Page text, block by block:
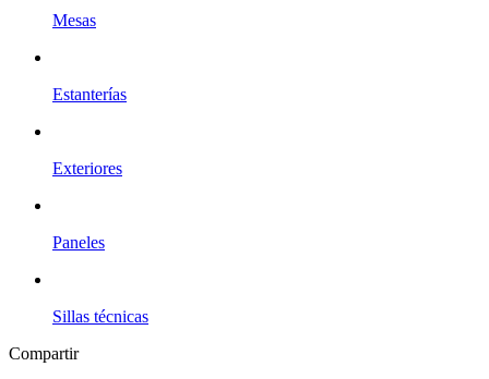
Mesas
Estanterías
Exteriores
Paneles
Sillas técnicas
Compartir